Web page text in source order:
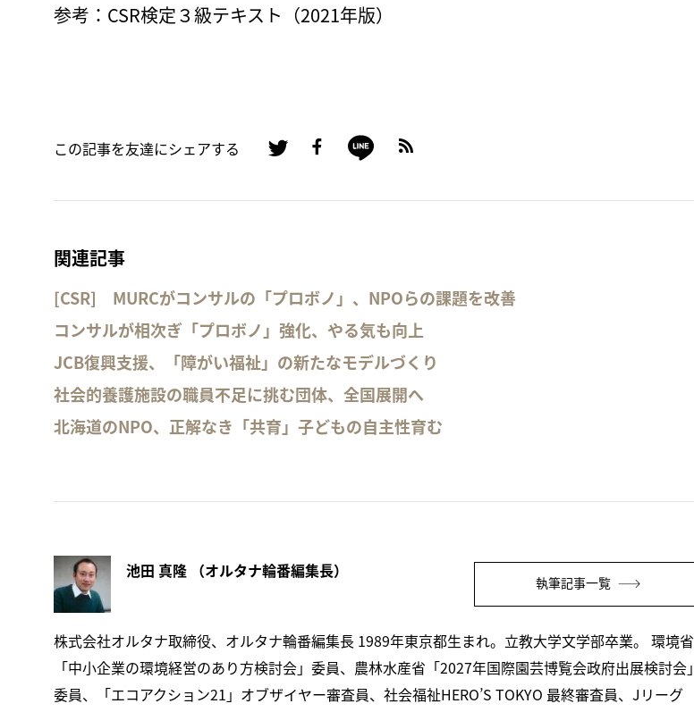
参考：CSR検定３級テキスト（2021年版）
この記事を友達にシェアする
関連記事
[CSR] MURCがコンサルの「プロボノ」、NPOらの課題を改善
コンサルが相次ぎ「プロボノ」強化、やる気も向上
JCB復興支援、「障がい福祉」の新たなモデルづくり
社会的養護施設の職員不足に挑む団体、全国展開へ
北海道のNPO、正解なき「共育」子どもの自主性育む
池田 真隆 （オルタナ輪番編集長）
執筆記事一覧
株式会社オルタナ取締役、オルタナ輪番編集長 1989年東京都生まれ。立教大学文学部卒業。 環境省
「中小企業の環境経営のあり方検討会」委員、農林水産省「2027年国際園芸博覧会政府出展検討会」
委員、「エコアクション21」オブザイヤー審査員、社会福祉HERO’S TOKYO 最終審査員、Jリーグ